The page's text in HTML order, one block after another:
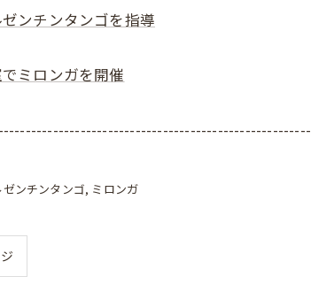
ンチンタンゴを指導
ミロンガを開催
ゼンチンタンゴ ミロンガ